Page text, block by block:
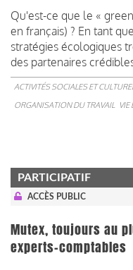
Qu'est-ce que le «
en français) ? En tant
stratégies écologiques
des partenaires
ACTIVITÉS SOCIALES ET
ORGANISATION DU TRAVAIL
PARTICIPATIF
ACCÈS PUBLIC
Mutex, toujours au
experts-comptables